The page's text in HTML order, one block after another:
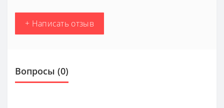
+ Написать отзыв
Вопросы (0)